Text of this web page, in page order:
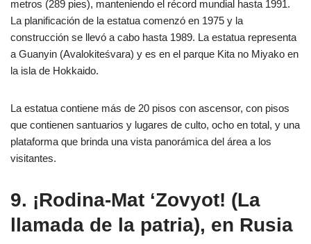
metros (289 pies), manteniendo el récord mundial hasta 1991.
La planificación de la estatua comenzó en 1975 y la
construcción se llevó a cabo hasta 1989. La estatua representa
a Guanyin (Avalokiteśvara) y es en el parque Kita no Miyako en
la isla de Hokkaido.
La estatua contiene más de 20 pisos con ascensor, con pisos
que contienen santuarios y lugares de culto, ocho en total, y una
plataforma que brinda una vista panorámica del área a los
visitantes.
9. ¡Rodina-Mat ‘Zovyot! (La
llamada de la patria), en Rusia